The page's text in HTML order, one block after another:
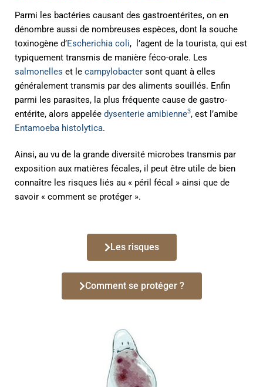
Parmi les bactéries causant des gastroentérites, on en
dénombre aussi de nombreuses espèces, dont la souche
toxinogène d’Escherichia coli, l’agent de la tourista, qui est
typiquement transmis de manière féco-orale. Les
salmonelles et le campylobacter sont quant à elles
généralement transmis par des aliments souillés. Enfin
parmi les parasites, la plus fréquente cause de gastro-
entérite, alors appelée dysenterie amibienne3, est l’amibe
Entamoeba histolytica.
Ainsi, au vu de la grande diversité microbes transmis par
exposition aux matières fécales, il peut être utile de bien
connaître les risques liés au « péril fécal » ainsi que de
savoir « comment se protéger ».
Les risques
Comment se protéger ?